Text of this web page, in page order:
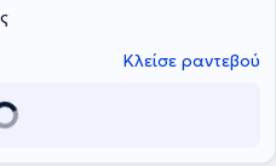
Κλείσε ραντεβού